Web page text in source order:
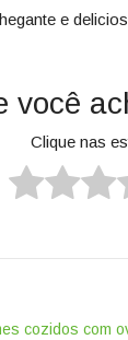
e
você
Clique nas
cozidos com